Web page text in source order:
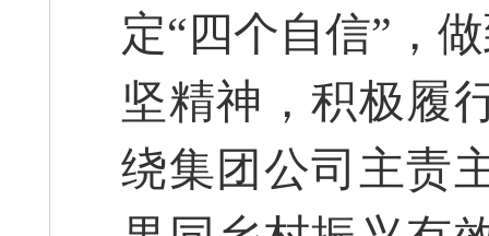
定“四个自信”，
坚精神，积极履
绕集团公司主责